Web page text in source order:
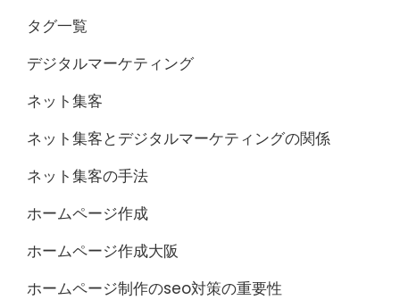
タグ一覧
デジタルマーケティング
ネット集客
ネット集客とデジタルマーケティングの関係
ネット集客の手法
ホームページ作成
ホームページ作成大阪
ホームページ制作のseo対策の重要性